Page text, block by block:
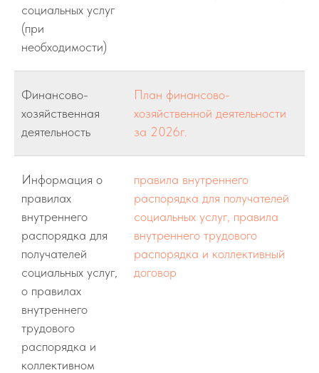
социальных услуг
(при
необходимости)
Финансово-
хозяйственная
деятельность
План финансово-
хозяйственной деятельности
за 2026г.
Информация о
правилах
внутреннего
распорядка для
получателей
социальных услуг,
о правилах
внутреннего
трудового
распорядка и
коллективном
правила внутреннего
распорядка для получателей
социальных услуг, правила
внутреннего трудового
распорядка и коллективный
договор